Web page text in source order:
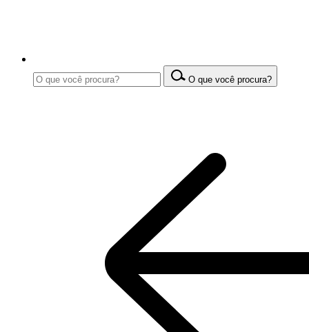
O que você procura?